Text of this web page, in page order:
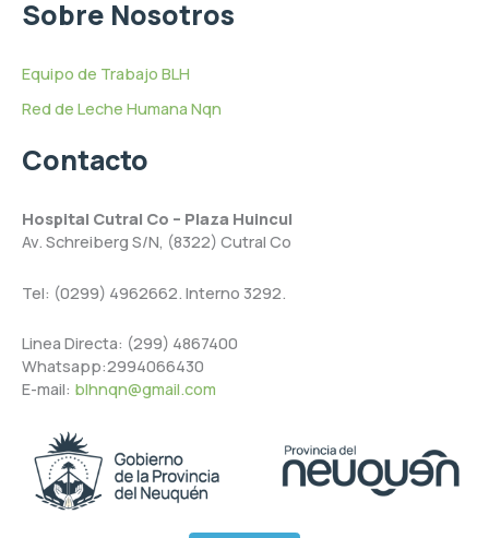
Sobre Nosotros
Equipo de Trabajo BLH
Red de Leche Humana Nqn
Contacto
Hospital Cutral Co – Plaza Huincul
Av. Schreiberg S/N, (8322) Cutral Co
Tel: (0299) 4962662. Interno 3292.
Linea Directa: (299) 4867400
Whatsapp:2994066430
E-mail: blhnqn@gmail.com